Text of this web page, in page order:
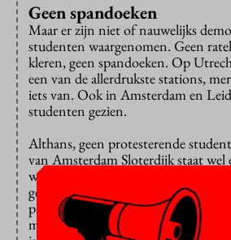
Geen spandoeken
Maar er zijn niet of nauwelijks
studenten waargenomen. Geen
kleren, geen spandoeken. Op
een van de allerdrukste stations,
iets van. Ook in Amsterdam en
studenten gezien.
Althans, geen protesterende
van Amsterdam Sloterdijk staat wel
wachten op de trein naar Schiphol,
gewoon naar zijn stage. “Ik zou
protesteren”, zegt hij. “Misschien
maar ik heb begrepen dat dat